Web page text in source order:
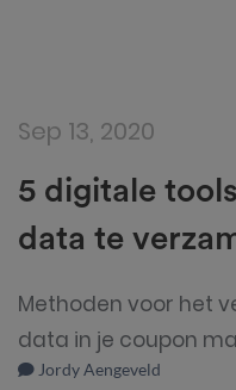
Sep 13, 2020
5 digitale
data te
Methoden voor het
data in je coupon
Jordy Aengeveld